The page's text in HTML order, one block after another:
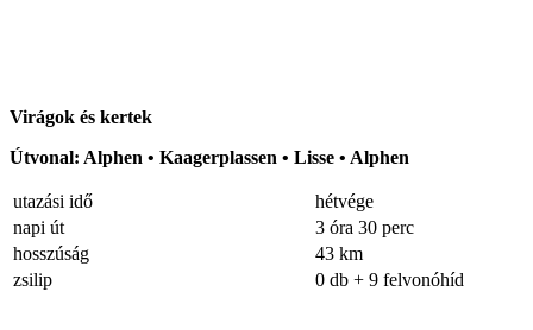
Virágok és kertek
Útvonal: Alphen • Kaagerplassen • Lisse • Alphen
utazási idő
hétvége
napi út
3 óra 30 perc
hosszúság
43 km
zsilip
0 db + 9 felvonóhíd